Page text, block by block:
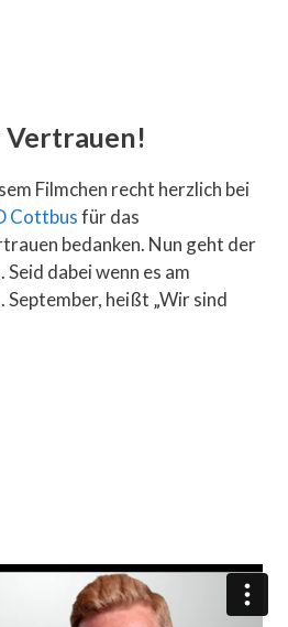
Vertrauen!
Filmchen recht herzlich bei
Cottbusfür das
bedanken. Nun geht der
dabei wenn es am
September, heißt „Wir sind